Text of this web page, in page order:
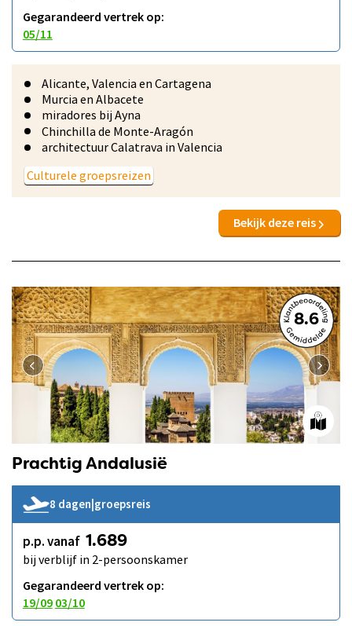
Gegarandeerd vertrek op:
05/11
Alicante, Valencia en Cartagena
Murcia en Albacete
miradores bij Ayna
Chinchilla de Monte-Aragón
architectuur Calatrava in Valencia
Culturele groepsreizen
Bekijk deze reis
8.6
Prachtig Andalusië
8 dagen groepsreis
p.p. vanaf 1.689
bij verblijf in 2-persoonskamer
Gegarandeerd vertrek op:
19/09 03/10